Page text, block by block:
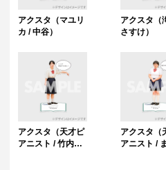
アクスタ（マユリ
カ / 中谷）
アクスタ（
さすけ）
アクスタ（天才ピ
アニスト / 竹内知
アクスタ（
アニスト /